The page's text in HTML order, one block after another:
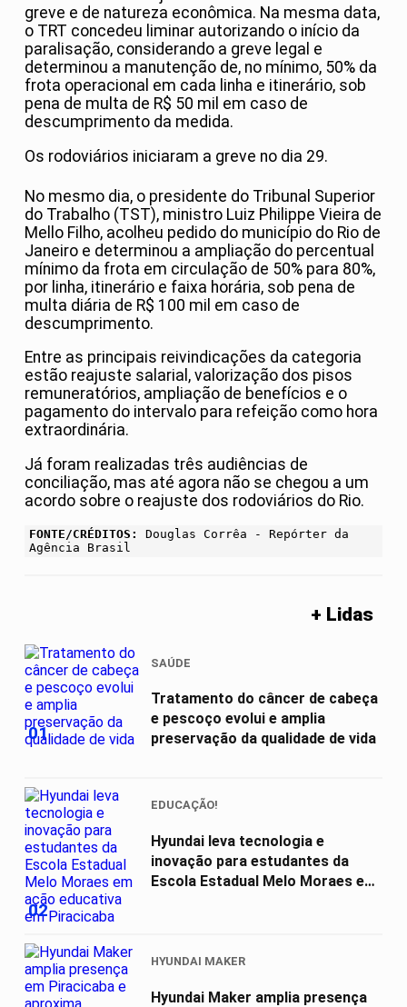
greve e de natureza econômica. Na mesma data,
o TRT concedeu liminar autorizando o início da
paralisação, considerando a greve legal e
determinou a manutenção de, no mínimo, 50% da
frota operacional em cada linha e itinerário, sob
pena de multa de R$ 50 mil em caso de
descumprimento da medida.
Os rodoviários iniciaram a greve no dia 29.
No mesmo dia, o presidente do Tribunal Superior
do Trabalho (TST), ministro Luiz Philippe Vieira de
Mello Filho, acolheu pedido do município do Rio de
Janeiro e determinou a ampliação do percentual
mínimo da frota em circulação de 50% para 80%,
por linha, itinerário e faixa horária, sob pena de
multa diária de R$ 100 mil em caso de
descumprimento.
Entre as principais reivindicações da categoria
estão reajuste salarial, valorização dos pisos
remuneratórios, ampliação de benefícios e o
pagamento do intervalo para refeição como hora
extraordinária.
Já foram realizadas três audiências de
conciliação, mas até agora não se chegou a um
acordo sobre o reajuste dos rodoviários do Rio.
FONTE/CRÉDITOS:
Douglas Corrêa - Repórter da
Agência Brasil
+ Lidas
01
SAÚDE
Tratamento do câncer de cabeça
e pescoço evolui e amplia
preservação da qualidade de vida
02
EDUCAÇÃO!
Hyundai leva tecnologia e
inovação para estudantes da
Escola Estadual Melo Moraes em
HYUNDAI MAKER
Hyundai Maker amplia presença